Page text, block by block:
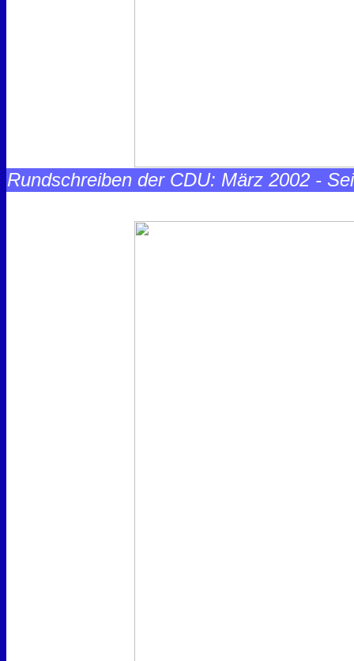
Rundschreiben der CDU: März 2002 -